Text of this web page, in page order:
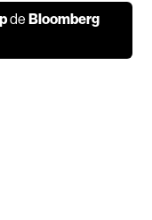
de Bloomberg